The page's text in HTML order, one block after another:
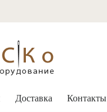
Доставка Контакты